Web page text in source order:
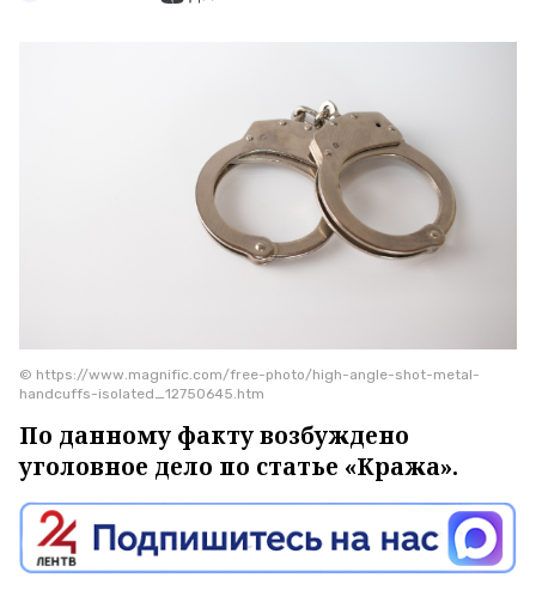
© https://www.magnific.com/free-photo/high-angle-shot-metal-
handcuffs-isolated_12750645.htm
По данному факту возбуждено
уголовное дело по статье «Кража».